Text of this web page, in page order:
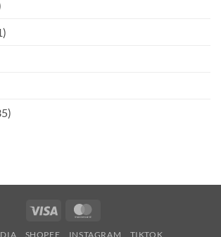
Visa
SHOPEE INSTAGRAM TIKTOK